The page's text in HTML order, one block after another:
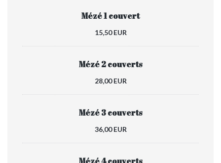
Mézé 1 couvert
15,50 EUR
Mézé 2 couverts
28,00 EUR
Mézé 3 couverts
36,00 EUR